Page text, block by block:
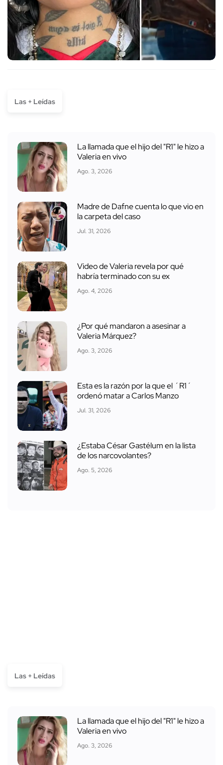
Las + Leídas
La llamada que el hijo del "R1" le hizo a
Valeria en vivo
Ago. 3, 2026
Madre de Dafne cuenta lo que vio en
la carpeta del caso
Jul. 31, 2026
Video de Valeria revela por qué
habría terminado con su ex
Ago. 4, 2026
¿Por qué mandaron a asesinar a
Valeria Márquez?
Ago. 3, 2026
Esta es la razón por la que el ´R1´
ordenó matar a Carlos Manzo
Jul. 31, 2026
¿Estaba César Gastélum en la lista
de los narcovolantes?
Ago. 5, 2026
Las + Leídas
La llamada que el hijo del "R1" le hizo a
Valeria en vivo
Ago. 3, 2026